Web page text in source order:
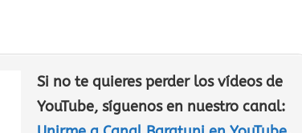
Baratuni
Si no te quieres perder los vídeos de
YouTube, síguenos en nuestro canal: